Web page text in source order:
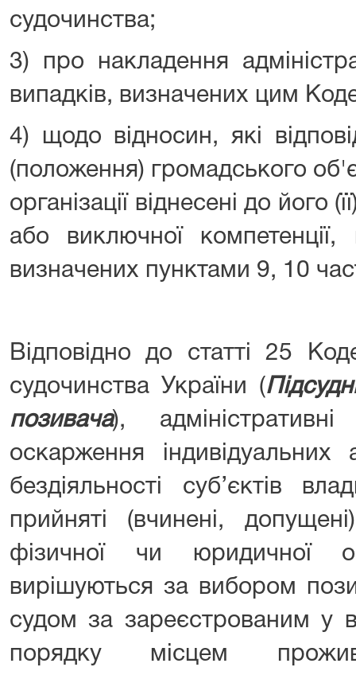
судочинства;
3) про накладення
випадків, визначених цим
4) щодо відносин, які
(положення) громадського
організації віднесені до його
або виключної
визначених пунктами 9, 10
Відповідно до статті 25
судочинства України (
позивача),
оскарження
бездіяльності суб’єктів
прийняті (вчинені,
фізичної чи юридичної
вирішуються за вибором
судом за зареєстрованим у
порядку місцем